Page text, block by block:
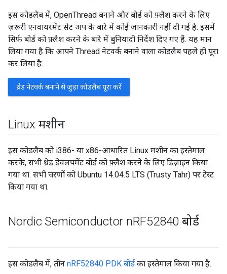
इस कोडलैब में, OpenThread बनाने और बोर्ड को फ़्लैश करने के लिए
ज़रूरी एनवायरमेंट सेट अप के बारे में कोई जानकारी नहीं दी गई है. इसमें
सिर्फ़ बोर्ड को फ़्लैश करने के बारे में बुनियादी निर्देश दिए गए हैं. यह मान
लिया गया है कि आपने Thread नेटवर्क बनाने वाला कोडलैब पहले ही पूरा
कर लिया है.
थ्रेड नेटवर्क बनाने से जुड़ा कोडलैब पूरा करें
Linux मशीन
इस कोडलैब को i386- या x86-आधारित Linux मशीन का इस्तेमाल
करके, सभी थ्रेड डेवलपमेंट बोर्ड को फ़्लैश करने के लिए डिज़ाइन किया
गया था. सभी चरणों को Ubuntu 14.04.5 LTS (Trusty Tahr) पर टेस्ट
किया गया था.
Nordic Semiconductor nRF52840 बोर्ड
इस कोडलैब में, तीन nRF52840 PDK बोर्ड का इस्तेमाल किया गया है.